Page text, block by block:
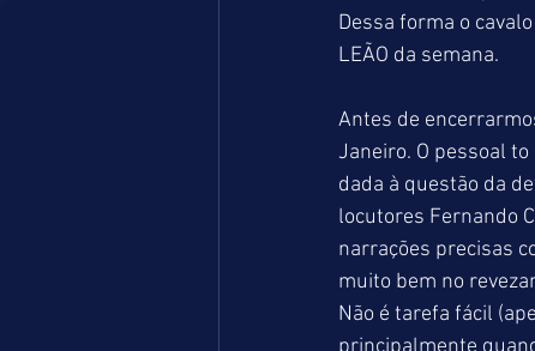
Dessa forma o
LEÃO da semana.
Antes de
Janeiro. O pessoal
dada à questão da
locutores Fernando
narrações precisas
muito bem no
Não é tarefa fácil